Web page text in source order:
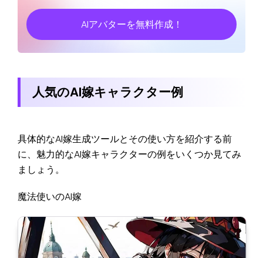
AIアバターを無料作成！
人気のAI嫁キャラクター例
具体的なAI嫁生成ツールとその使い方を紹介する前
に、魅力的なAI嫁キャラクターの例をいくつか見てみ
ましょう。
魔法使いのAI嫁